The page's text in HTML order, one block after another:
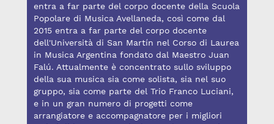
entra a far parte del corpo docente della Scuola
Popolare di Musica Avellaneda, così come dal
2015 entra a far parte del corpo docente
dell'Università di San Martín nel Corso di Laurea
in Musica Argentina fondato dal Maestro Juan
Falú. Attualmente è concentrato sullo sviluppo
della sua musica sia come solista, sia nel suo
gruppo, sia come parte del Trio Franco Luciani,
e in un gran numero di progetti come
arrangiatore e accompagnatore per i migliori